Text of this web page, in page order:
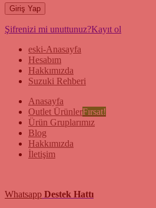
Şifrenizi mi unuttunuz?Kayıt ol
eski-Anasayfa
Hesabım
Hakkımızda
Suzuki Rehberi
Anasayfa
Outlet ÜrünlerFırsat!
Ürün Gruplarımız
Blog
Hakkımızda
İletişim
Whatsapp Destek Hattı